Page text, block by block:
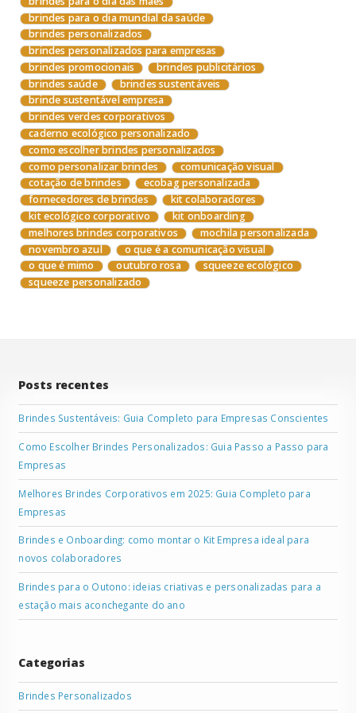
brindes para o dia mundial da saúde
brindes personalizados
brindes personalizados para empresas
brindes promocionais
brindes publicitários
brindes saúde
brindes sustentáveis
brinde sustentável empresa
brindes verdes corporativos
caderno ecológico personalizado
como escolher brindes personalizados
como personalizar brindes
comunicação visual
cotação de brindes
ecobag personalizada
fornecedores de brindes
kit colaboradores
kit ecológico corporativo
kit onboarding
melhores brindes corporativos
mochila personalizada
novembro azul
o que é a comunicação visual
o que é mimo
outubro rosa
squeeze ecológico
squeeze personalizado
Posts recentes
Brindes Sustentáveis: Guia Completo para Empresas Conscientes
Como Escolher Brindes Personalizados: Guia Passo a Passo para
Empresas
Melhores Brindes Corporativos em 2025: Guia Completo para
Empresas
Brindes e Onboarding: como montar o Kit Empresa ideal para
novos colaboradores
Brindes para o Outono: ideias criativas e personalizadas para a
estação mais aconchegante do ano
Categorias
Brindes Personalizados